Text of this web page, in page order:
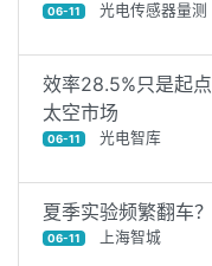
06-11 光电传感器量测
效率28.5%只是起
太空市场
06-11 光电智库
夏季实验频繁翻车
06-11 上海智城